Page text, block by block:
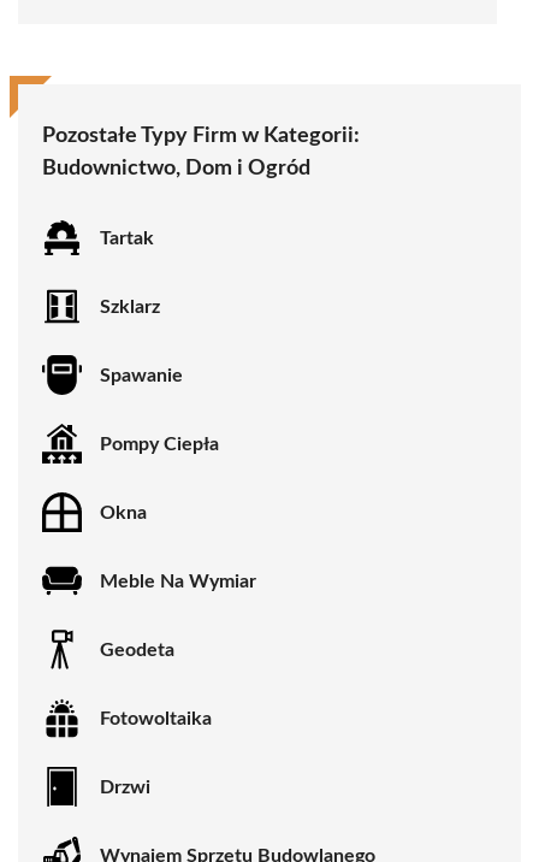
Pozostałe Typy Firm w Kategorii:
Budownictwo, Dom i Ogród
Tartak
Szklarz
Spawanie
Pompy Ciepła
Okna
Meble Na Wymiar
Geodeta
Fotowoltaika
Drzwi
Wynajem Sprzętu Budowlanego